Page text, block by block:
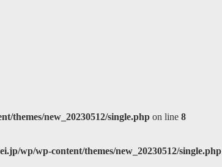
themes/new_20230512/single.php on line 8
wp/wp-content/themes/new_20230512/single.php